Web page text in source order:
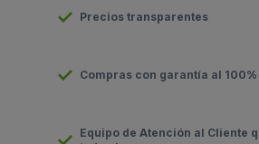
Precios transparentes
Compras con garantía al 100%
Equipo de Atención al Cliente